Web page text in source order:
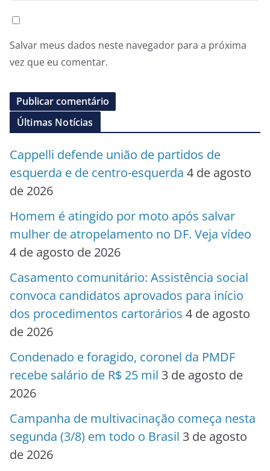
Salvar meus dados neste navegador para a próxima
vez que eu comentar.
Últimas Notícias
Cappelli defende união de partidos de
esquerda e de centro-esquerda 4 de agosto
de 2026
Homem é atingido por moto após salvar
mulher de atropelamento no DF. Veja vídeo
4 de agosto de 2026
Casamento comunitário: Assistência social
convoca candidatos aprovados para início
dos procedimentos cartorários 4 de agosto
de 2026
Condenado e foragido, coronel da PMDF
recebe salário de R$ 25 mil 3 de agosto de
2026
Campanha de multivacinação começa nesta
segunda (3/8) em todo o Brasil 3 de agosto
de 2026